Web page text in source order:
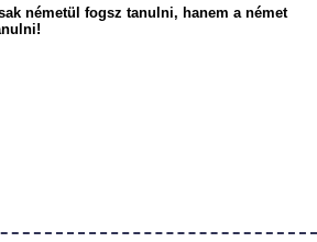
németül fogsz tanulni, hanem a német